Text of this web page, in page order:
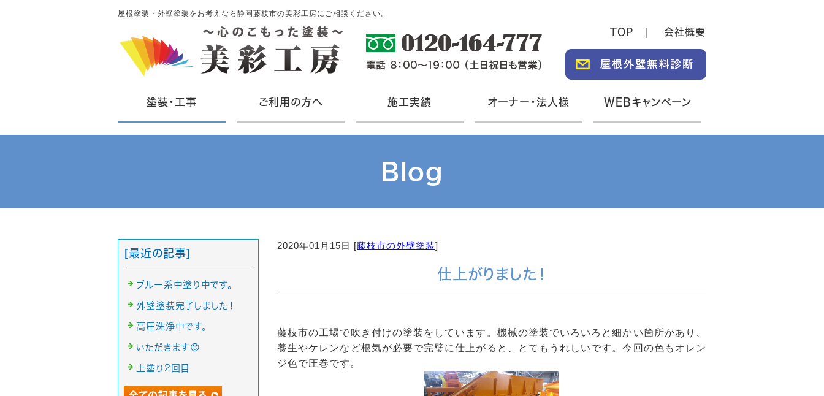
屋根塗装・外壁塗装をお考えなら静岡藤枝市の美彩工房にご相談ください。
TOP 会社概要
塗装・工事 ご利用の方へ 施工実績 オーナー・法人様 WEBキャンペーン
Blog
2020年01月15日 [藤枝市の外壁塗装]
仕上がりました！
藤枝市の工場で吹き付けの塗装をしています。機械の塗装でいろいろと細かい箇所があり、
養生やケレンなど根気が必要で完璧に仕上がると、とてもうれしいです。今回の色もオレン
ジ色で圧巻です。
[最近の記事]
ブルー系中塗り中です。
外壁塗装完了しました！
高圧洗浄中です。
いただきます😊
上塗り2回目